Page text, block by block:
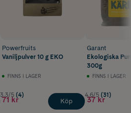
Powerfruits
Vaniljpulver 10 g EKO
FINNS I LAGER
3.3/5 (4)
71 kr Köp
Garant
Ekologiska
300g
FINNS I LAGER
4.6/5 (31)
37 kr